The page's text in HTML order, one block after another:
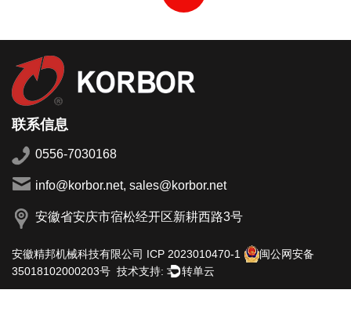
联系信息
0556-7030168
info@korbor.net, sales@korbor.net
安徽省安庆市宿松经开区新耕西路3号
安徽精邦机械科技有限公司 ICP 2023010470-1
闽公网安备
35018102000203号 技术支持: 转单云